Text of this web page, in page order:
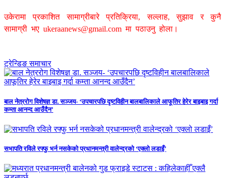
उकेरामा प्रकाशित सामाग्रीबारे प्रतिक्रिया, सल्लाह, सुझाव र कुनै
सामाग्री भए ukeraanews@gmail.com मा पठाउनु होला।
ट्रेन्डिङ समाचार
बाल नेत्ररोग विशेषज्ञ डा. सञ्जय- ‘उपचारपछि दृष्टविहीन बालबालिकाले आफूतिर हेरेर बाइबाइ गर्दा
कम्ता आनन्द आउँदैन’
सभापति रविले रफ्फु भर्न नसकेको प्रधानमन्त्री वालेन्द्रको ‘एक्लो लडाइँ’